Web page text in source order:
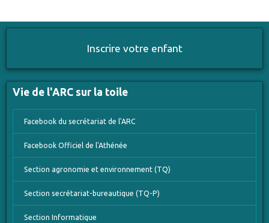
Inscrire votre enfant
Vie de l'ARC sur la toile
Facebook du secrétariat de l'ARC
Facebook Officiel de l'Athénée
Section agronomie et environnement (TQ)
Section secrétariat-bureautique (TQ-P)
Section Informatique